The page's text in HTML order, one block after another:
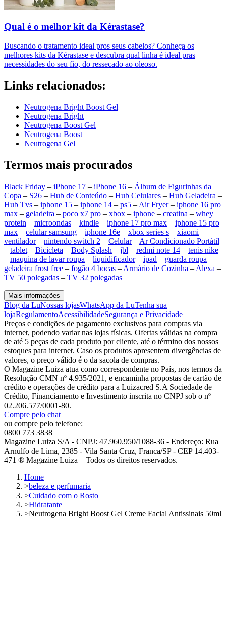
Qual é o melhor kit da Kérastase?
Buscando o tratamento ideal pros seus cabelos? Conheça os
melhores kits da Kérastase e descubra qual linha é ideal pras
necessidades do seu fio, do ressecado ao oleoso.
Links relacionados:
Neutrogena Bright Boost Gel
Neutrogena Bright
Neutrogena Boost Gel
Neutrogena Boost
Neutrogena Gel
Termos mais procurados
Black Friday – iPhone 17 – iPhone 16 – Álbum de Figurinhas da
Copa – S26 – Hub de Conteúdo – Hub Celulares – Hub Geladeira –
Hub Tvs – iphone 15 – iphone 14 – ps5 – Air Fryer– iphone 16 pro
max – geladeira – poco x7 pro – xbox – iphone – creatina – whey
protein – microondas – kindle – iphone 17 pro max – iphone 15 pro
max – celular samsung – iphone 16e – xbox series s – xiaomi –
ventilador– nintendo switch 2 – Celular– Ar Condicionado Portátil
– tablet – Bicicleta – Body Splash – jbl – redmi note 14 – tenis nike
– maquina de lavar roupa – liquidificador– ipad – guarda roupa –
geladeira frost free – fogão 4 bocas – Armário de Cozinha – Alexa –
TV 50 polegadas – TV 32 polegadas
Mais informações
Blog da LuNossas lojasWhatsApp da LuTenha sua
lojaRegulamentoAcessibilidadeSegurança e Privacidade
Preços e condições de pagamento exclusivos para compras via
internet, podendo variar nas lojas físicas. Ofertas válidas na compra
de até 5 peças de cada produto por cliente, até o término dos nossos
estoques para internet. Caso os produtos apresentem divergências de
valores, o preço válido é o da sacola de compras.
O Magazine Luiza atua como correspondente no País, nos termos da
Resolução CMN nº 4.935/2021, e encaminha propostas de cartão de
crédito e operações de crédito para a Luizacred S.A Sociedade de
Crédito, Financiamento e Investimento inscrita no CNPJ sob o nº
02.206.577/0001-80.
Compre pelo chat
ou compre pelo telefone:
0800 773 3838
Magazine Luiza S/A - CNPJ: 47.960.950/1088-36 - Endereço: Rua
Arnulfo de Lima, 2385 - Vila Santa Cruz, Franca/SP - CEP 14.403-
471 ® Magazine Luiza – Todos os direitos reservados.
Home
>beleza e perfumaria
>Cuidado com o Rosto
>Hidratante
>Neutrogena Bright Boost Gel Creme Facial Antissinais 50ml